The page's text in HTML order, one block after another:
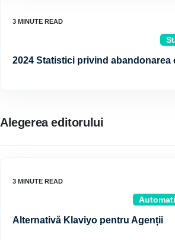
2024 Statistici privind abandonarea
Alegerea editorului
Alternativă Klaviyo pentru Agenții